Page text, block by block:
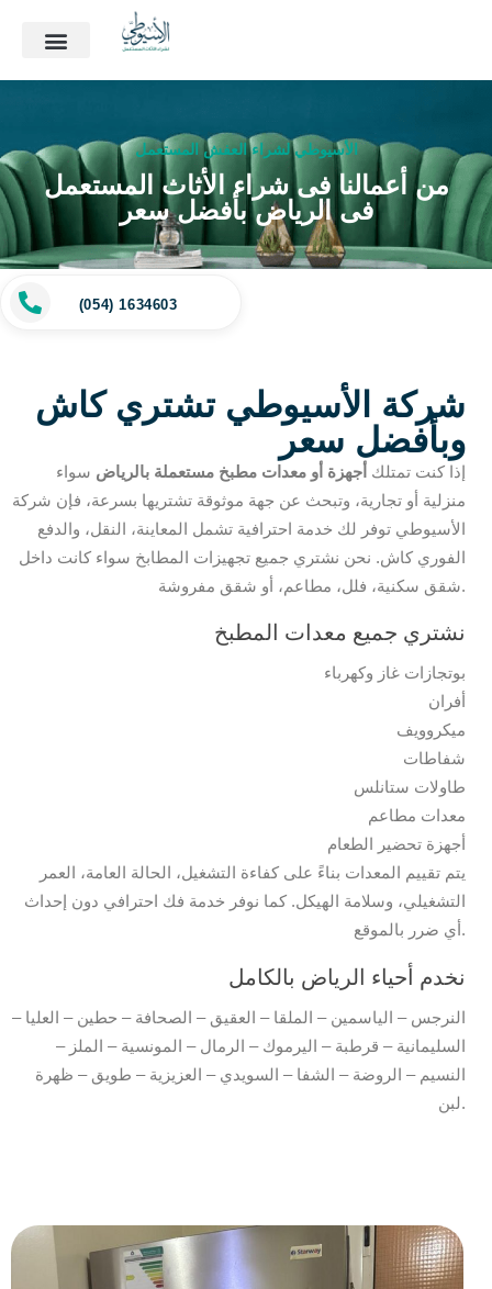
الأسيوطي لشراء العفش المستعمل
من أعمالنا فى شراء الأثاث المستعمل
فى الرياض بأفضل سعر
شركة الأسيوطي تشتري كاش
وبأفضل سعر
إذا كنت تمتلك أجهزة أو معدات مطبخ مستعملة بالرياض سواء
منزلية أو تجارية، وتبحث عن جهة موثوقة تشتريها بسرعة، فإن شركة
الأسيوطي توفر لك خدمة احترافية تشمل المعاينة، النقل، والدفع
الفوري كاش. نحن نشتري جميع تجهيزات المطابخ سواء كانت داخل
شقق سكنية، فلل، مطاعم، أو شقق مفروشة.
نشتري جميع معدات المطبخ
بوتجازات غاز وكهرباء
أفران
ميكروويف
شفاطات
طاولات ستانلس
معدات مطاعم
أجهزة تحضير الطعام
يتم تقييم المعدات بناءً على كفاءة التشغيل، الحالة العامة، العمر
التشغيلي، وسلامة الهيكل. كما نوفر خدمة فك احترافي دون إحداث
أي ضرر بالموقع.
نخدم أحياء الرياض بالكامل
النرجس – الياسمين – الملقا – العقيق – الصحافة – حطين – العليا –
السليمانية – قرطبة – اليرموك – الرمال – المونسية – الملز –
النسيم – الروضة – الشفا – السويدي – العزيزية – طويق – ظهرة
لبن.
(054) 1634603